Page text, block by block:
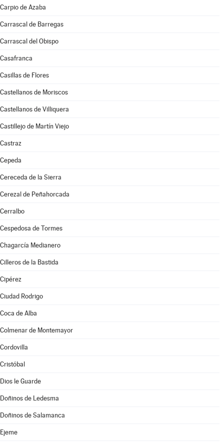
Carpio de Azaba
Carrascal de Barregas
Carrascal del Obispo
Casafranca
Casillas de Flores
Castellanos de Moriscos
Castellanos de Villiquera
Castillejo de Martín Viejo
Castraz
Cepeda
Cereceda de la Sierra
Cerezal de Peñahorcada
Cerralbo
Cespedosa de Tormes
Chagarcía Medianero
Cilleros de la Bastida
Cipérez
Ciudad Rodrigo
Coca de Alba
Colmenar de Montemayor
Cordovilla
Cristóbal
Dios le Guarde
Doñinos de Ledesma
Doñinos de Salamanca
Ejeme